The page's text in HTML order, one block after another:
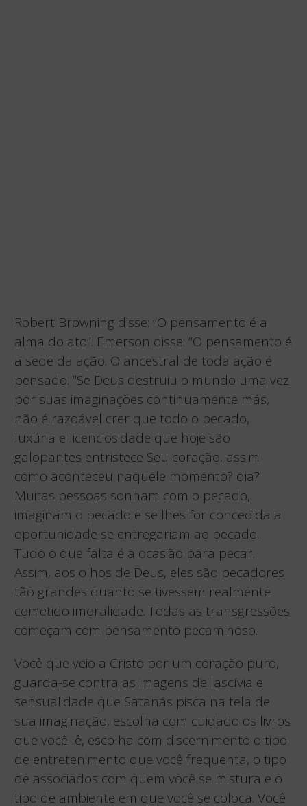
Robert Browning disse: “O pensamento é a
alma do ato”. Emerson disse: “O pensamento é
a sede da ação. O ancestral de toda ação é
pensado. ”Se Deus destruiu o mundo uma vez
por suas imaginações continuamente más,
não é razoável crer que todo o pecado,
luxúria e licenciosidade que hoje são
galopantes entristece Seu coração, assim
como aconteceu naquele momento? dia?
Muitas pessoas sonham com o pecado,
imaginam o pecado e se lhes for concedida a
oportunidade se entregariam ao pecado.
Tudo o que falta é a ocasião para pecar.
Assim, aos olhos de Deus, eles são pecadores
tão grandes quanto se tivessem realmente
cometido imoralidade. Todas as transgressões
começam com pensamento pecaminoso.
Você que veio a Cristo por um coração puro,
guarda-se contra as imagens de lascívia e
sensualidade que Satanás pisca na tela de
sua imaginação, escolha com cuidado os livros
que você lê, escolha com discernimento o tipo
de entretenimento que você frequenta, o tipo
de associados com quem você se mistura e o
tipo de ambiente em que você se coloca. Você